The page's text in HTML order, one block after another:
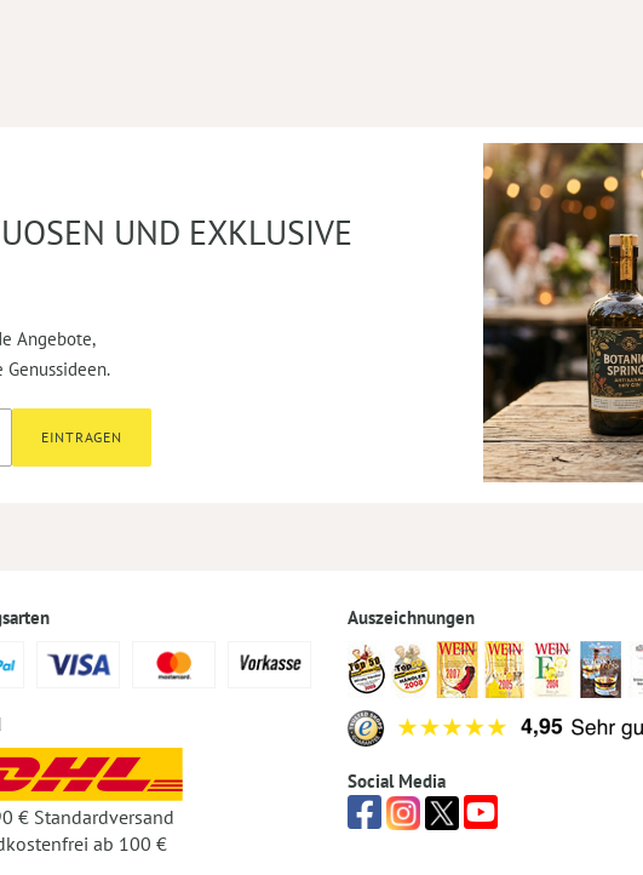
UND EXKLUSIVE
Angebote,
EINTRAGEN
€ Standardversand
ab 100 €
Auszeichnungen
Social Media